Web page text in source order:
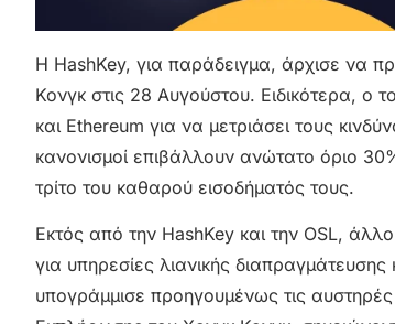
Η HashKey, για παράδειγμα, άρχισε να
Κονγκ στις 28 Αυγούστου. Ειδικότερα, ο
και Ethereum για να μετριάσει τους
κανονισμοί επιβάλλουν ανώτατο όριο
τρίτο του καθαρού εισοδήματός τους.
Εκτός από την HashKey και την OSL,
για υπηρεσίες λιανικής
υπογράμμισε προηγουμένως τις